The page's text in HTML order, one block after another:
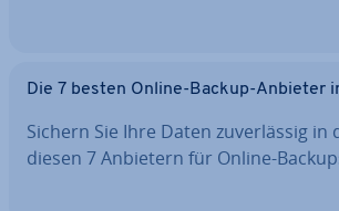
Die 7 besten Online-Backup-Anbieter
Sichern Sie Ihre Daten zu­ver­läs­sig in
diesen 7 Anbietern für Online-